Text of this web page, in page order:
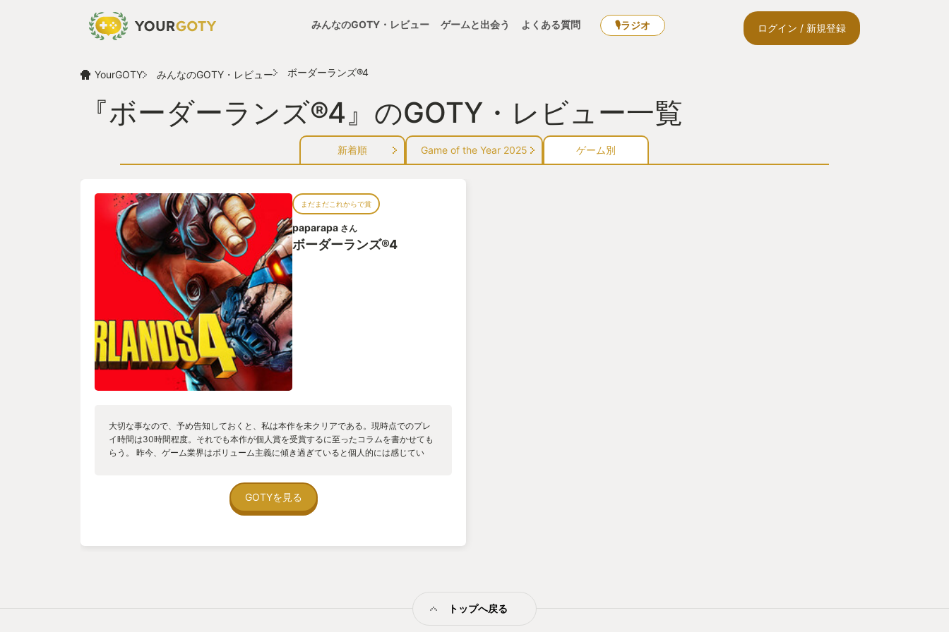
みんなのGOTY・レビュー ゲームと出会う よくある質問 🎙ラジオ ログイン / 新規登録
YourGOTY みんなのGOTY・レビュー ボーダーランズ®4
『ボーダーランズ®4』のGOTY・レビュー一覧
新着順 Game of the Year 2025 ゲーム別
まだまだこれからで賞
paparapa さん
ボーダーランズ®4
大切な事なので、予め告知しておくと、私は本作を未クリアである。現時点でのプレ
イ時間は30時間程度。それでも本作が個人賞を受賞するに至ったコラムを書かせても
らう。 昨今、ゲーム業界はボリューム主義に傾き過ぎていると個人的には感じてい
のも数多くある。 では、読者の皆さんに問いたい。プレイした作品にどの程度向き合
えていますか、と言うことを。中には100%骨の髄まで堪能してるという方もいるでし
映画、読書にSNSなど多岐に渡る。趣味が多岐に渡れば渡るほど、一つに割ける時間
い、一皿の量が足りないと大騒ぎしているようなものである。批判的な意見が大勢を
GOTYを見る
トップへ戻る